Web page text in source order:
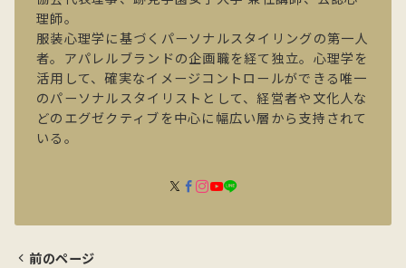
理師。
服装心理学に基づくパーソナルスタイリングの第一人
者。アパレルブランドの企画職を経て独立。心理学を
活用して、確実なイメージコントロールができる唯一
のパーソナルスタイリストとして、経営者や文化人な
どのエグゼクティブを中心に幅広い層から支持されて
いる。
前のページ